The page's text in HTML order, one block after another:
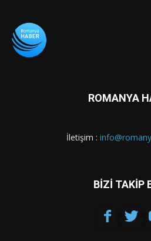
ROMANYA
İletişim :
BİZİ TAKİP